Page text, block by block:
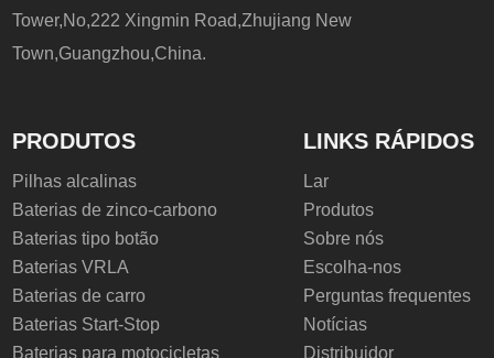
Tower,No,222 Xingmin Road,Zhujiang New
Town,Guangzhou,China.
PRODUTOS
Pilhas alcalinas
Baterias de zinco-carbono
Baterias tipo botão
Baterias VRLA
Baterias de carro
Baterias Start-Stop
Baterias para motocicletas
LINKS RÁPIDOS
Lar
Produtos
Sobre nós
Escolha-nos
Perguntas frequentes
Notícias
Distribuidor